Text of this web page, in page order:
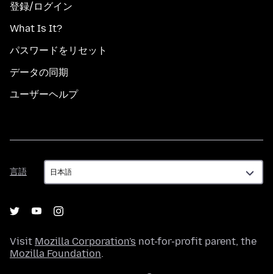
登録/ログイン
What Is It?
パスワードをリセット
データの同期
ユーザーヘルプ
言語
言
語
Visit Mozilla Corporation's not-for-profit parent, the
Mozilla Foundation.